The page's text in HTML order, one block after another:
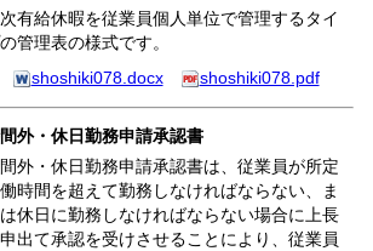
有給休暇を従業員個人単位で管理するタイ
管理表の様式です。
shoshiki078.docx
shoshiki078.pdf
外・休日勤務申請承認書
外・休日勤務申請承認書は、従業員が所定
時間を超えて勤務しなければならない、ま
休日に勤務しなければならない場合に上長
出て承認を受けさせることにより、従業員